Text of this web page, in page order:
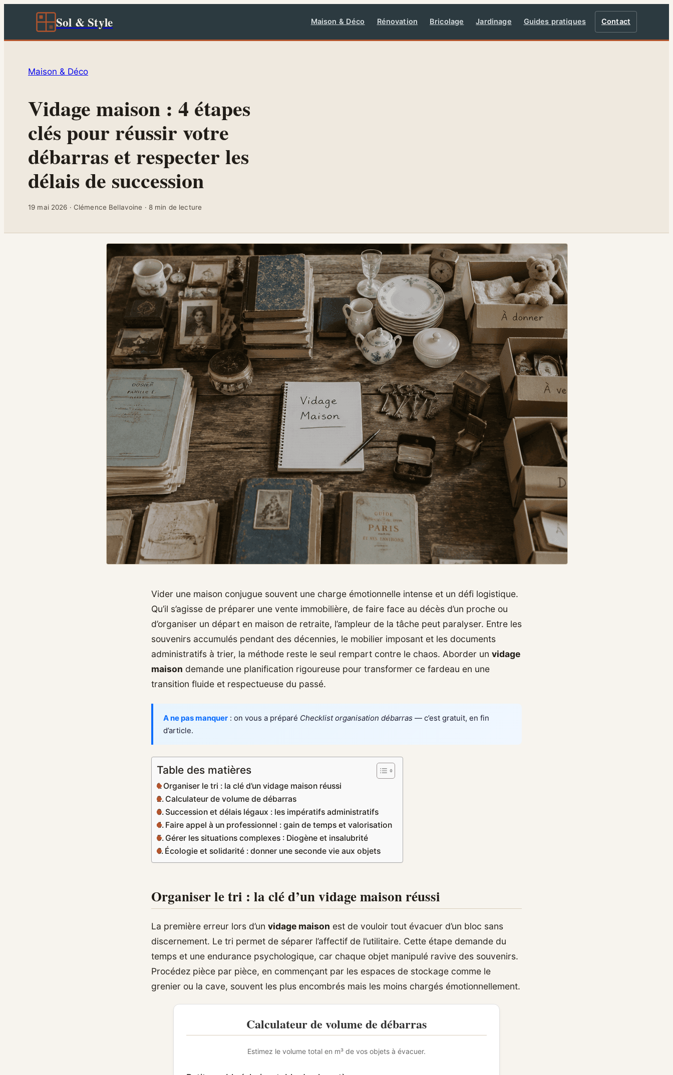
Sol & Style Maison & Déco Rénovation Bricolage Jardinage Guides pratiques Contact
Maison & Déco
Vidage maison : 4 étapes
clés pour réussir votre
débarras et respecter les
délais de succession
19 mai 2026 · Clémence Bellavoine · 8 min de lecture
Vider une maison conjugue souvent une charge émotionnelle intense et un défi logistique.
Qu’il s’agisse de préparer une vente immobilière, de faire face au décès d’un proche ou
d’organiser un départ en maison de retraite, l’ampleur de la tâche peut paralyser. Entre les
souvenirs accumulés pendant des décennies, le mobilier imposant et les documents
administratifs à trier, la méthode reste le seul rempart contre le chaos. Aborder un vidage
maison demande une planification rigoureuse pour transformer ce fardeau en une
transition fluide et respectueuse du passé.
A ne pas manquer : on vous a préparé Checklist organisation débarras — c’est gratuit, en fin
d’article.
Table des matières
Organiser le tri : la clé d’un vidage maison réussi
Calculateur de volume de débarras
Succession et délais légaux : les impératifs administratifs
Faire appel à un professionnel : gain de temps et valorisation
Gérer les situations complexes : Diogène et insalubrité
Écologie et solidarité : donner une seconde vie aux objets
Organiser le tri : la clé d’un vidage maison réussi
La première erreur lors d’un vidage maison est de vouloir tout évacuer d’un bloc sans
discernement. Le tri permet de séparer l’affectif de l’utilitaire. Cette étape demande du
temps et une endurance psychologique, car chaque objet manipulé ravive des souvenirs.
Procédez pièce par pièce, en commençant par les espaces de stockage comme le
grenier ou la cave, souvent les plus encombrés mais les moins chargés émotionnellement.
Calculateur de volume de débarras
Estimez le volume total en m³ de vos objets à évacuer.